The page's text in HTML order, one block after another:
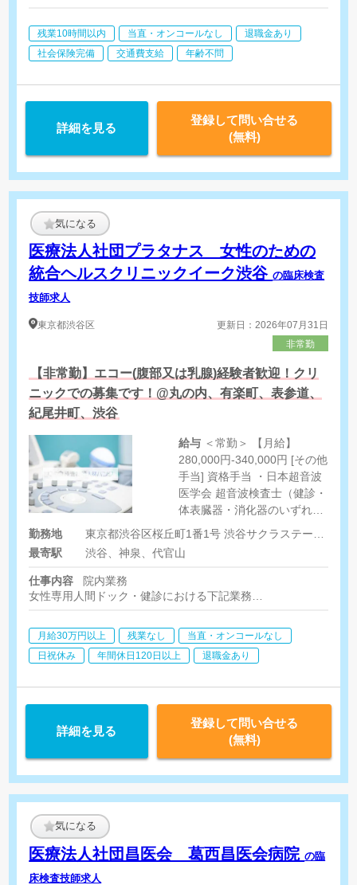
心電図
肺機能
眼底・眼圧
※採血は看護師
残業10時間以内 当直・オンコールなし
退職金あり
社会保険完備
交通費支給 年齢不問
詳細を見る
登録して問い合せる
(無料)
気になる
医療法人社団プラタナス 女性のための
統合ヘルスクリニックイーク渋谷の臨床検査
技師求人
東京都渋谷区
更新日：2026年07月31日
非常勤
【非常勤】エコー(腹部又は乳腺)経験者歓迎！クリ
ニックでの募集です！@丸の内、有楽町、表参道、
紀尾井町、渋谷
給与
280,000円-340,000円 [その他
手当] 資格手当 ・日本超音波
医学会 超音波検査士（健診・
体表臓器・消化器のいずれ
か） 1つ目10‚000円 2つ目以
降5‚000円 ※最大15‚000円/名
・日本乳がん検診精度管理中
習会） 【A判定】10‚000円
＞ 【時給】2,000円
勤務地
東京都渋谷区桜丘町1番1号 渋谷サクラステージ1階
最寄駅
渋谷、神泉、代官山
仕事内容
院内業務
女性専用人間ドック・健診における下記業務
・心電図、肺機能、眼底眼圧、視力、聴力
・健診システム入力
※バス内での検査のため、設営・荷物などの運搬作業は不要
業務内容を選択可能
2.エコー検査
月給30万円以上 残業なし
当直・オンコールなし
日祝休み
年間休日120日以上 退職金あり
詳細を見る
登録して問い合せる
(無料)
気になる
医療法人社団昌医会 葛西昌医会病院の臨
床検査技師求人